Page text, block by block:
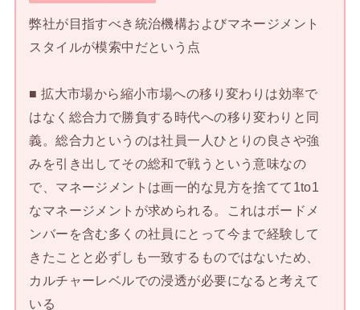
弊社が目指すべき統治機構およびマネージメント
スタイルが模索中だという点
■ 拡大市場から縮小市場への移り変わりは効率で
はなく総合力で勝負する時代への移り変わりと同
義。総合力というのは社員一人ひとりの良さや強
みを引き出してその総和で戦うという意味なの
で、マネージメントは画一的な見方を捨てて1to1
なマネージメントが求められる。これはボードメ
ンバーを含む多くの社員にとって今まで経験して
きたことと必ずしも一致するものではないため、
カルチャーレベルでの浸透が必要になると考えて
いる